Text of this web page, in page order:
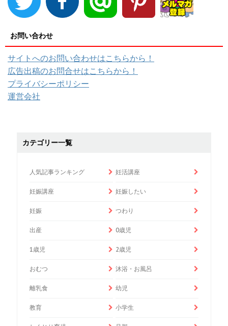
お問い合わせ
サイトへのお問い合わせはこちらから！
広告出稿のお問合せはこちらから！
プライバシーポリシー
運営会社
カテゴリー一覧
人気記事ランキング 妊活講座
妊娠講座 妊娠したい
妊娠 つわり
出産 0歳児
1歳児 2歳児
おむつ 沐浴・お風呂
離乳食 幼児
教育 小学生